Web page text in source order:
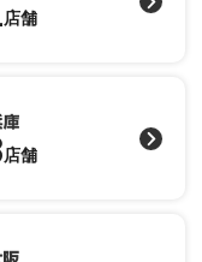
店舗
店舗